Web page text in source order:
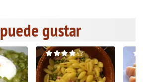
gustar